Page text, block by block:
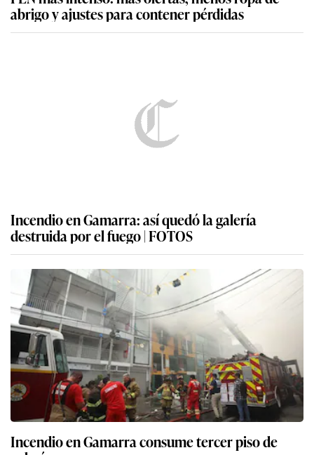
abrigo y ajustes para contener pérdidas
Incendio en Gamarra: así quedó la galería
destruida por el fuego | FOTOS
Incendio en Gamarra consume tercer piso de